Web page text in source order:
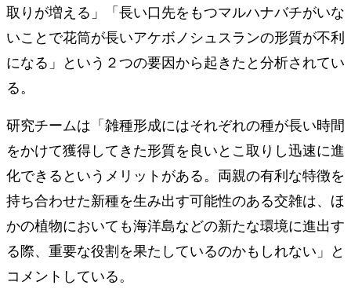
取りが増える」「長い口先をもつマルハナバチがいな
いことで花筒が長いアケボノシュスランの形質が不利
になる」という２つの要因から起きたと分析されてい
る。
研究チームは「雑種形成にはそれぞれの種が長い時間
をかけて獲得してきた形質を良いとこ取りし迅速に進
化できるというメリットがある。両親の有利な特徴を
持ち合わせた新種を生み出す可能性のある交雑は、ほ
かの植物においても海洋島などの新たな環境に進出す
る際、重要な役割を果たしているのかもしれない」と
コメントしている。